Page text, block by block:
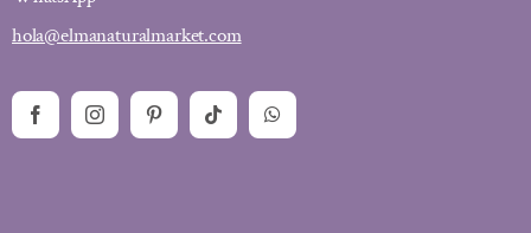
hola@elmanaturalmarket.com